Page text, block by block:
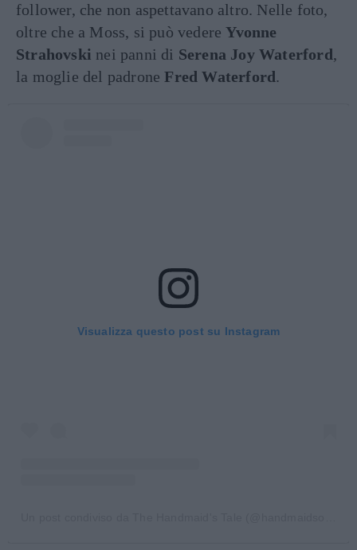
follower, che non aspettavano altro. Nelle foto,
oltre che a Moss, si può vedereYvonne
Strahovski nei panni di Serena Joy Waterford,
la moglie del padroneFred Waterford.
Visualizza questo post su Instagram